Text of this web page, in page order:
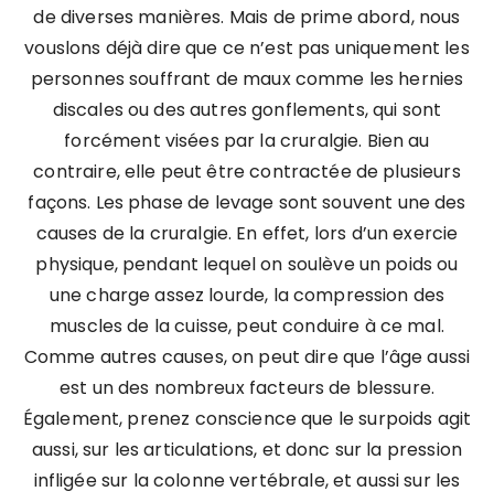
de diverses manières. Mais de prime abord, nous
vouslons déjà dire que ce n’est pas uniquement les
personnes souffrant de maux comme les hernies
discales ou des autres gonflements, qui sont
forcément visées par la cruralgie. Bien au
contraire, elle peut être contractée de plusieurs
façons. Les phase de levage sont souvent une des
causes de la cruralgie. En effet, lors d’un exercie
physique, pendant lequel on soulève un poids ou
une charge assez lourde, la compression des
muscles de la cuisse, peut conduire à ce mal.
Comme autres causes, on peut dire que l’âge aussi
est un des nombreux facteurs de blessure.
Également, prenez conscience que le surpoids agit
aussi, sur les articulations, et donc sur la pression
infligée sur la colonne vertébrale, et aussi sur les